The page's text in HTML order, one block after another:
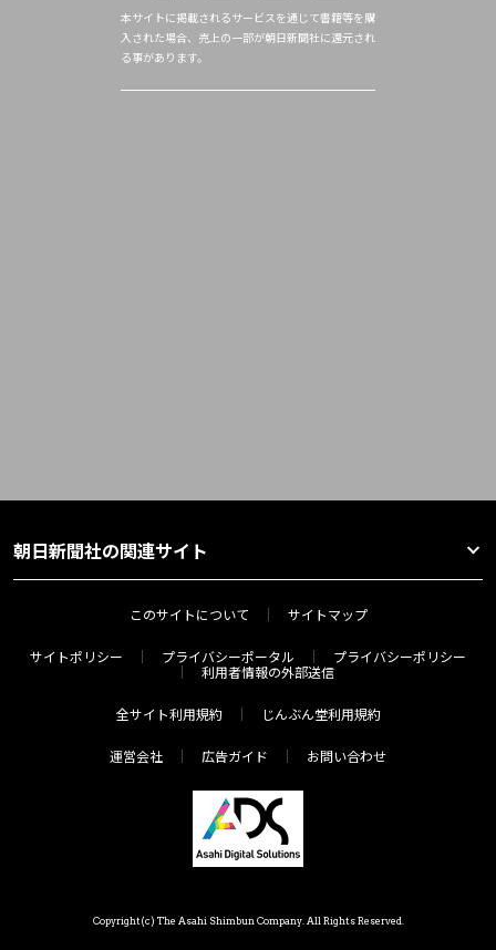
本サイトに掲載されるサービスを通じて書籍等を購
入された場合、売上の一部が朝日新聞社に還元され
る事があります。
朝日新聞社の関連サイト
このサイトについて サイトマップ
サイトポリシー プライバシーポータル
プライバシーポリシー
利用者情報の外部送信
全サイト利用規約 じんぶん堂利用規約
運営会社 広告ガイド お問い合わせ
Copyright(c) The Asahi Shimbun Company. All Rights Reserved.